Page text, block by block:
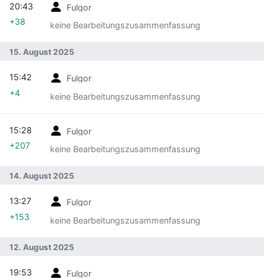
Fulgor
keine Bearbeitungszusammenfassung
20:43
+38
15. August 2025
Fulgor
keine Bearbeitungszusammenfassung
15:42
+4
Fulgor
keine Bearbeitungszusammenfassung
15:28
+207
14. August 2025
Fulgor
keine Bearbeitungszusammenfassung
13:27
+153
12. August 2025
Fulgor
19:53